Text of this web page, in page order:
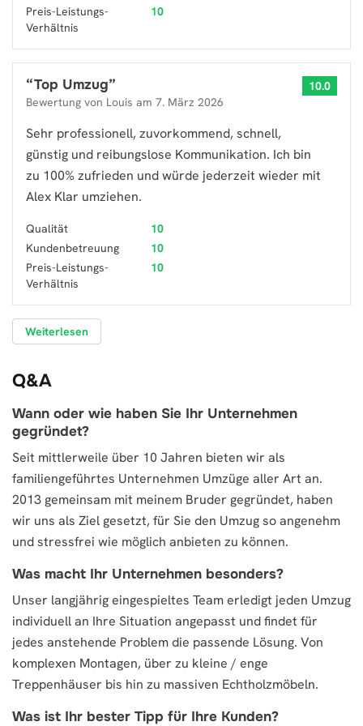
Preis-Leistungs-
Verhältnis
10
“Top Umzug”
Bewertung von Louis am 7. März 2026
10.0
Sehr professionell, zuvorkommend, schnell,
günstig und reibungslose Kommunikation. Ich bin
zu 100% zufrieden und würde jederzeit wieder mit
Alex Klar umziehen.
Qualität
10
Kundenbetreuung
10
Preis-Leistungs-
Verhältnis
10
Weiterlesen
Q&A
Wann oder wie haben Sie Ihr Unternehmen
gegründet?
Seit mittlerweile über 10 Jahren bieten wir als
familiengeführtes Unternehmen Umzüge aller Art an.
2013 gemeinsam mit meinem Bruder gegründet, haben
wir uns als Ziel gesetzt, für Sie den Umzug so angenehm
und stressfrei wie möglich anbieten zu können.
Was macht Ihr Unternehmen besonders?
Unser langjährig eingespieltes Team erledigt jeden Umzug
individuell an Ihre Situation angepasst und findet für
jedes anstehende Problem die passende Lösung. Von
komplexen Montagen, über zu kleine / enge
Treppenhäuser bis hin zu massiven Echtholzmöbeln.
Was ist Ihr bester Tipp für Ihre Kunden?